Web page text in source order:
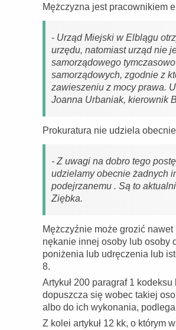
Mężczyzna jest pracownikiem
- Urząd Miejski w Elblągu
urzędu, natomiast urząd nie
samorządowego
samorządowych, zgodnie z
zawieszeniu z mocy prawa.
Joanna Urbaniak, kierownik
Prokuratura nie udziela
- Z uwagi na dobro tego
udzielamy obecnie żadnych
podejrzanemu . Są to
Ziębka.
Mężczyźnie może grozić
nękanie innej osoby lub osoby
poniżenia lub udręczenia lub
8.
Artykuł 200 paragraf 1
dopuszcza się wobec takiej
albo do ich wykonania,
Z kolei artykuł 12 kk, o którym